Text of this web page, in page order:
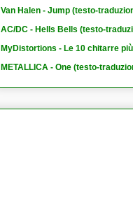
Van Halen - Jump (testo-
AC/DC - Hells Bells (testo-
MyDistortions - Le 10 chitarre
METALLICA - One (testo-